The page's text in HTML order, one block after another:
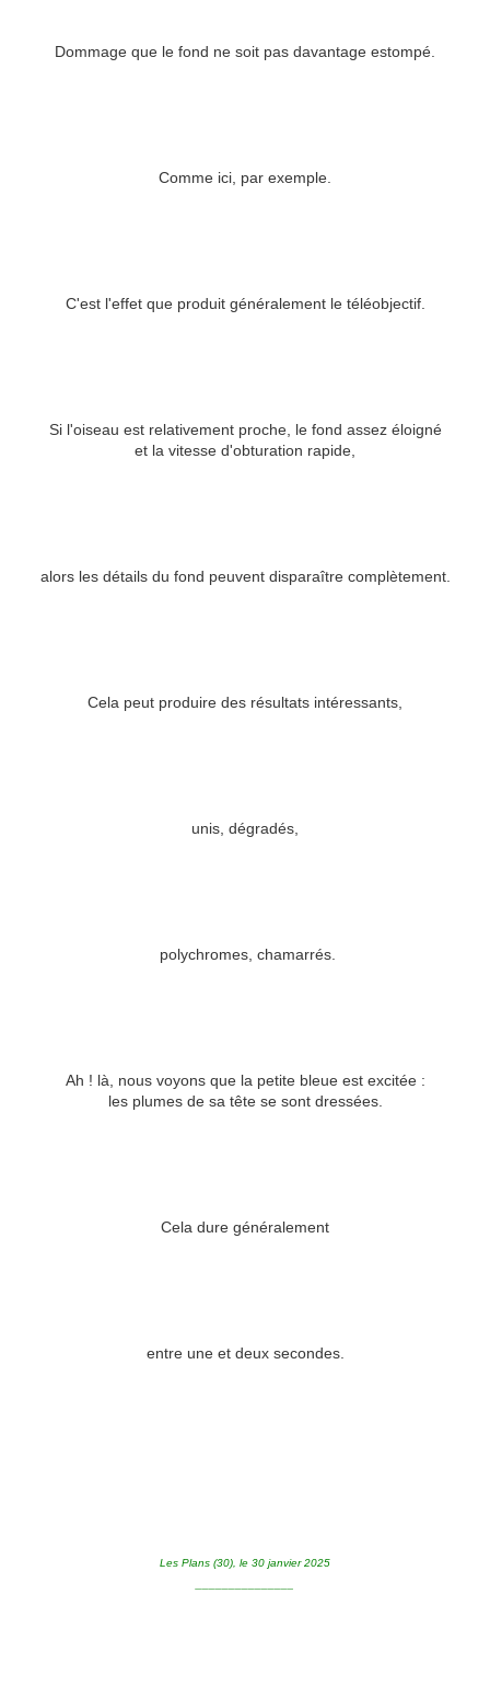
Dommage que le fond ne soit pas davantage estompé.
Comme ici, par exemple.
C'est l'effet que produit généralement le téléobjectif.
Si l'oiseau est relativement proche, le fond assez éloigné
et la vitesse d'obturation rapide,
alors les détails du fond peuvent disparaître complètement.
Cela peut produire des résultats intéressants,
unis, dégradés,
polychromes, chamarrés.
Ah ! là, nous voyons que la petite bleue est excitée :
les plumes de sa tête se sont dressées.
Cela dure généralement
entre une et deux secondes.
Les Plans (30), le 30 janvier 2025